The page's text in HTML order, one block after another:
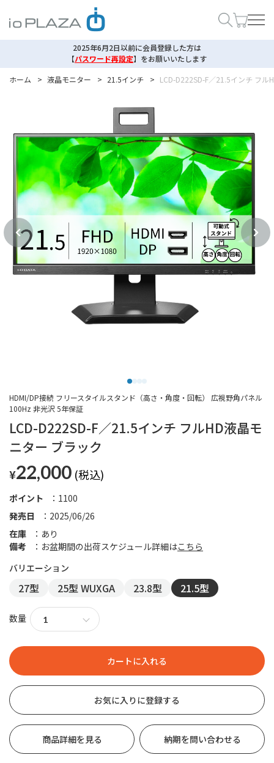
2025年6月2日以前に会員登録した方は
【パスワード再設定】 をお願いいたします
ホーム
> 液晶モニター > 21.5インチ > LCD-D222SD-F／21.5インチ フル
LCD-D222SD-F／21.5インチ フルHD液晶モ
ニター ブラック
HDMI/DP接続 フリースタイルスタンド（高さ・角度・回転） 広視野角パネル
100Hz 非光沢 5年保証
¥22,000
発売日 2025/06/26
ポイント 1100
在庫
あり
備考
お盆期間の出荷スケジュール詳細はこちら
27型 25型 WUXGA 23.8型 21.5型
数量
お気に入りに登録する
商品詳細を見る 納期を問い合わせる